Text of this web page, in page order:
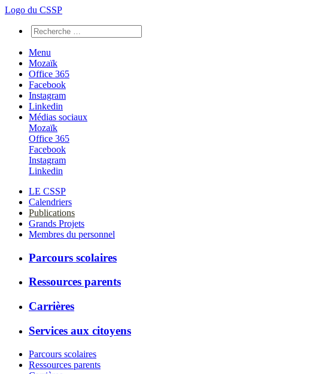
Logo du CSSP
Menu
Mozaïk
Office 365
Facebook
Instagram
Linkedin
Médias sociaux
Mozaïk
Office 365
Facebook
Instagram
Linkedin
LE CSSP
Calendriers
Publications
Grands Projets
Membres du personnel
Parcours scolaires
Ressources parents
Carrières
Services aux citoyens
Parcours scolaires
Ressources parents